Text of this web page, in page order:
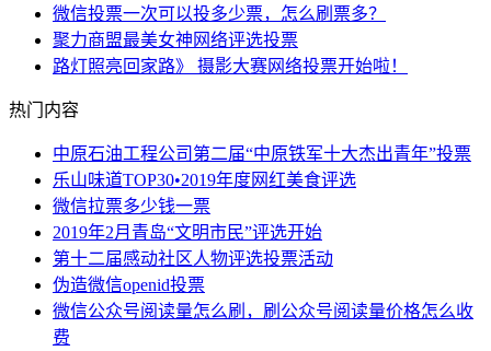
微信投票一次可以投多少票，怎么刷票多？
聚力商盟最美女神网络评选投票
路灯照亮回家路》 摄影大赛网络投票开始啦！
热门内容
中原石油工程公司第二届“中原铁军十大杰出青年”投票
乐山味道TOP30•2019年度网红美食评选
微信拉票多少钱一票
2019年2月青岛“文明市民”评选开始
第十二届感动社区人物评选投票活动
伪造微信openid投票
微信公众号阅读量怎么刷，刷公众号阅读量价格怎么收
费